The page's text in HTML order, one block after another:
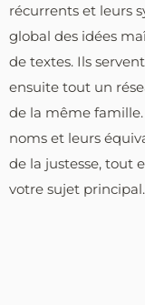
récurrents et leurs
global des idées
de textes. Ils
ensuite tout un
de la même famille.
noms et leurs
de la justesse, tout
votre sujet principal.